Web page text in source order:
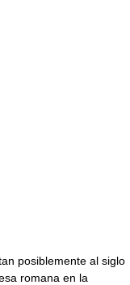
posiblemente al siglo
romana en la